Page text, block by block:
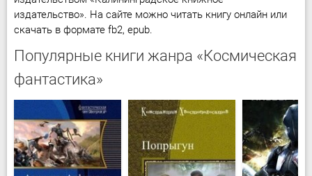
издательство». На сайте можно читать книгу онлайн или
скачать в формате fb2, epub.
Популярные книги жанра «Космическая
фантастика»